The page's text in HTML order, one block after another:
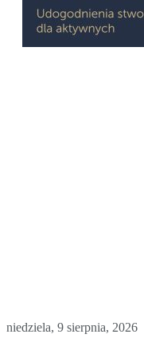
niedziela, 9 sierpnia, 2026